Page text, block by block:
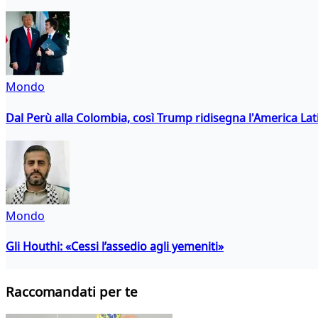
Mondo
Dal Perù alla Colombia, così Trump ridisegna l'America
Mondo
Gli Houthi: «Cessi l’assedio agli yemeniti»
Raccomandati per te